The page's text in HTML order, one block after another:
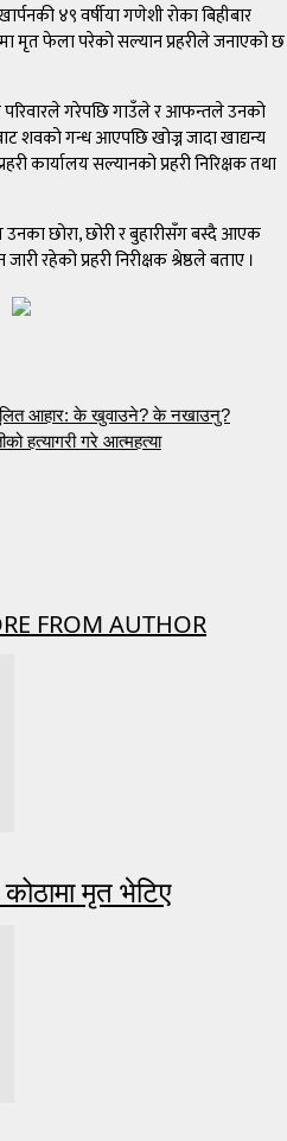
४९ वर्षीया गणेशी रोका बिहीबार
मृत फेला परेको सल्यान प्रहरीले जनाएको छ
परिवारले गरेपछि गाउँले र आफन्तले उनको
शवको गन्ध आएपछि खोज्न जादा खाद्यन्य
कार्यालय सल्यानको प्रहरी निरिक्षक तथा
छोरा, छोरी र बुहारीसँग बस्दै आएक
रहेको प्रहरी निरीक्षक श्रेष्ठले बताए ।
आहार: के खुवाउने? के नखाउनु?
हत्यागरी गरे आत्महत्या
FROM AUTHOR
मृत भेटिए